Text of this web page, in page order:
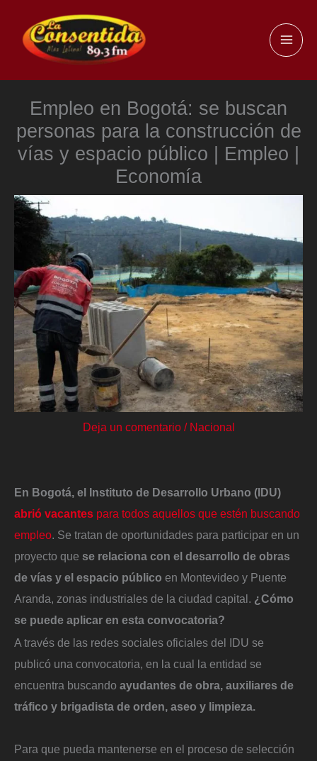
contenido
Empleo en Bogotá: se buscan
personas para la construcción de
vías y espacio público | Empleo |
Economía
Deja un comentario / Nacional
En Bogotá, el Instituto de Desarrollo Urbano (IDU)
abrió vacantes para todos aquellos que estén buscando
empleo. Se tratan de oportunidades para participar en un
proyecto que se relaciona con el desarrollo de obras
de vías y el espacio público en Montevideo y Puente
Aranda, zonas industriales de la ciudad capital. ¿Cómo
se puede aplicar en esta convocatoria?
A través de las redes sociales oficiales del IDU se
publicó una convocatoria, en la cual la entidad se
encuentra buscando ayudantes de obra, auxiliares de
tráfico y brigadista de orden, aseo y limpieza.
Para que pueda mantenerse en el proceso de selección